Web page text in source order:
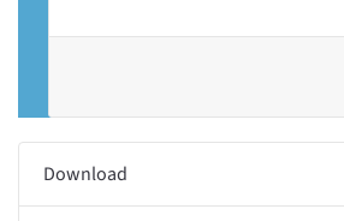
Download